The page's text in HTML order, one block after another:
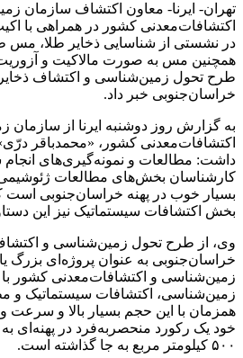
تهران- ایرنا- معاون اکتشاف سازمان
اکتشافات‌معدنی کشور در همراهی با
در نشستی از شناسایی ذخایر طلا، مس
همچنین مس به صورت مالاکیت و آزوریت
طرح تحول زمین‌شناسی و اکتشاف ذخایر
خراسان‌جنوبی خبر داد.
به گزارش روز دوشنبه ایرنا از سازمان
اکتشافات‌معدنی کشور، «محمدباقر درّی»
داشت: مطالعات و نمونه‌گیری‌های
کارشناسان بخش‌های مطالعات ژئوشیمی
بسیار خوب در پهنه خراسان‌جنوبی است
بخش اکتشافات سیستماتیک نیز این
وی، از طرح تحول زمین‌شناسی و
خراسان‌جنوبی به عنوان پروژه‌ای بزرگ
زمین‌شناسی و اکتشافات‌معدنی کشور با
زمین‌شناسی، اکتشافات سیستماتیک و
همزمان با این حجم بسیار بالا و سرعت
۵۰۰ کیلومتر مربع به جا گذاشته است.